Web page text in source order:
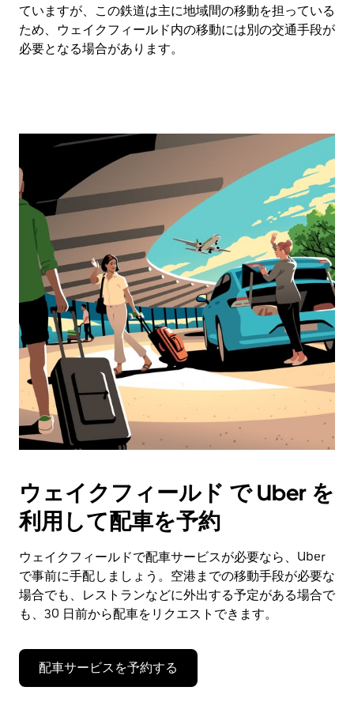
ていますが、この鉄道は主に地域間の移動を担っている
ため、ウェイクフィールド内の移動には別の交通手段が
必要となる場合があります。
ウェイクフィールド で Uber を
利用して配車を予約
ウェイクフィールドで配車サービスが必要なら、Uber
で事前に手配しましょう。空港までの移動手段が必要な
場合でも、レストランなどに外出する予定がある場合で
も、30 日前から配車をリクエストできます。
配車サービスを予約する